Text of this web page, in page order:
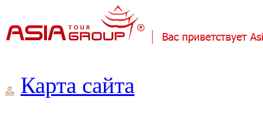
Карта сайта